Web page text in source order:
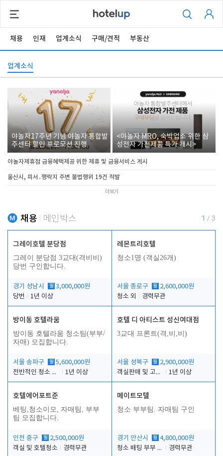
채용 인재 업계소식 구매/견적 부동산
업계소식
야놀자17주년 기념 야놀자 통합발
주센터 할인 프로모션 진행
<야놀자 MRO, 숙박업소 위한 삼
성전자 가전제품 특가 개시>
야놀자제휴점 금융혜택제공 위한 제휴 및 금융서비스 게시
울산시, 피서․행락지 주변 불법행위 19건 적발
더보기
채용 메인박스 1 / 3
그레이호텔 분당점
그레이 분당점 3교대(격비비)
당번 구인합니다.
경기 성남시 월 3,000,000원
당번
1년 이상
레몬트리호텔
청소1명 (객실26개)
서울 종로구 월 2,600,000원
청소 외
경력무관
방이동 호텔라움
방이동 호텔라움 청소팀(부부/
자매) 모집합니다.
서울 송파구 월 5,600,000원
전반적인 청소 업무(객실청소.객실정리)
1년 이상
호텔 디 아티스트 성신여대점
3교대 프론트(격,비,비)
서울 성북구 월 2,900,000원
객실판매 및 고객응대
1년 이상
호텔에어포트준
베팅,청소이모, 자매팀, 부부
팀 모집합니다.
인천 중구 월 2,500,000원
객실 및 호텔청소
경력무관
메이트모텔
청소 부부팀. 자매팀 구인
경기 안산시 월 4,800,000원
청소 배팅 부부 구합니다
경력무관